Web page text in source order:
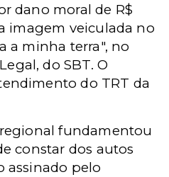
dano moral de R$
imagem veiculada no
a minha terra", no
do SBT. O
do TRT da
fundamentou
constar dos autos
assinado pelo